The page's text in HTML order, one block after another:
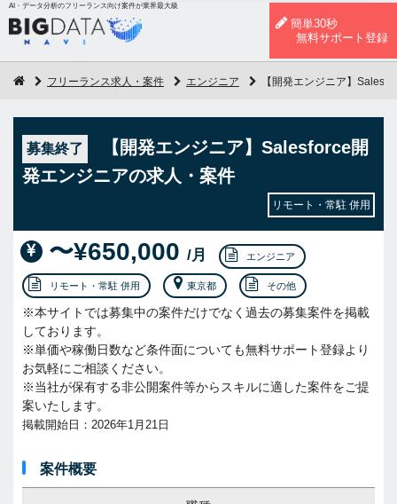
AI・データ分析のフリーランス向け案件が業界最大級
簡単30秒
無料サポート登録
フリーランス求人・案件 エンジニア 【開発エンジニア】
募集終了
【開発エンジニア】Salesforce開
発エンジニアの求人・案件
リモート・常駐 併用
〜¥650,000 /月 エンジニア
リモート・常駐 併用 東京都 その他
※本サイトでは募集中の案件だけでなく過去の募集案件を掲載
しております。
※単価や稼働日数など条件面についても無料サポート登録より
お気軽にご相談ください。
※当社が保有する非公開案件等からスキルに適した案件をご提
案いたします。
掲載開始日：2026年1月21日
案件概要